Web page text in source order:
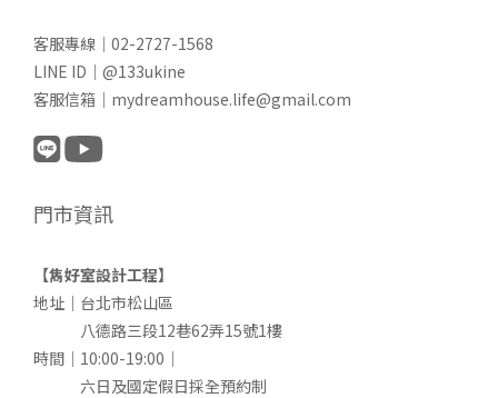
客服專線｜02-2727-1568
LINE ID｜@133ukine
客服信箱｜mydreamhouse.life@gmail.com
門市資訊
【雋好室設計工程】
地址｜台北市松山區
八德路三段12巷62弄15號1樓
時間｜10:00-19:00｜
六日及國定假日採全預約制